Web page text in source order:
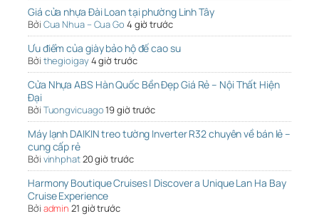
Giá cửa nhựa Đài Loan tại phường Linh Tây
Bởi Cua Nhua – Cua Go 4 giờ trước
Ưu điểm của giày bảo hộ đế cao su
Bởi thegioigay4 giờ trước
Cửa Nhựa ABS Hàn Quốc Bền Đẹp Giá Rẻ – Nội Thất Hiện
Đại
Bởi Tuongvicuago19 giờ trước
Máy lạnh DAIKIN treo tường Inverter R32 chuyên về bán lẻ –
cung cấp rẻ
Bởi vinhphat20 giờ trước
Harmony Boutique Cruises | Discover a Unique Lan Ha Bay
Cruise Experience
Bởi admin 21 giờ trước